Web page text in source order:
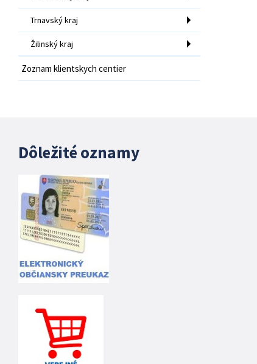
Trnavský kraj
Žilinský kraj
Zoznam klientskych centier
Dôležité oznamy